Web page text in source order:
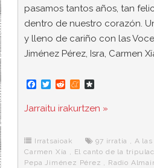
pasamos tantos años, tan
dentro de nuestro corazón.
y lleno de cariño con las
Jiménez Pérez, Isra, Carmen
F
e
o
k
T
t
r
R
d
d
M
n
e
e
s
r
a
Jarraitu irakurtzen »
Irratsaioak 97 irratia , A
Carmen Xía , El canto de la
Pepa Jiménez Pérez , Radio